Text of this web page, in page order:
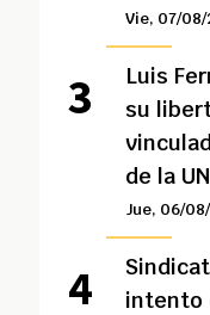
Vie, 07/08/
Luis
su
de la
Jue, 06/
intento